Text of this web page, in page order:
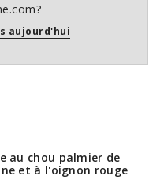
aujourd'hui
au chou palmier de
et à l'oignon rouge